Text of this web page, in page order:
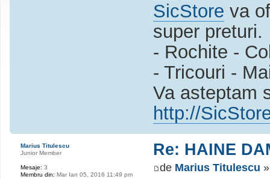
SicStore va
super preturi.
- Rochite -
- Tricouri -
Va asteptam
http://
Re: HAINE
de Marius Titulescu
Marius Titulescu
Junior Member
Mesaje: 3
Membru din: Mar Ian 05, 2016 11:49 pm